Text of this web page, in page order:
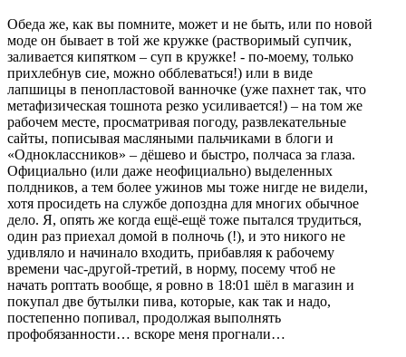
Обеда же, как вы помните, может и не быть, или по новой
моде он бывает в той же кружке (растворимый супчик,
заливается кипятком – суп в кружке! - по-моему, только
прихлебнув сие, можно обблеваться!) или в виде
лапшицы в пенопластовой ванночке (уже пахнет так, что
метафизическая тошнота резко усиливается!) – на том же
рабочем месте, просматривая погоду, развлекательные
сайты, пописывая масляными пальчиками в блоги и
«Одноклассников» – дёшево и быстро, полчаса за глаза.
Официально (или даже неофициально) выделенных
полдников, а тем более ужинов мы тоже нигде не видели,
хотя просидеть на службе допоздна для многих обычное
дело. Я, опять же когда ещё-ещё тоже пытался трудиться,
один раз приехал домой в полночь (!), и это никого не
удивляло и начинало входить, прибавляя к рабочему
времени час-другой-третий, в норму, посему чтоб не
начать роптать вообще, я ровно в 18:01 шёл в магазин и
покупал две бутылки пива, которые, как так и надо,
постепенно попивал, продолжая выполнять
профобязанности… вскоре меня прогнали…